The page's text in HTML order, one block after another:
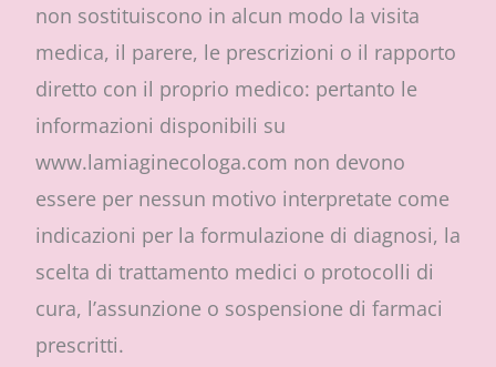
non sostituiscono in alcun modo la visita
medica, il parere, le prescrizioni o il rapporto
diretto con il proprio medico: pertanto le
informazioni disponibili su
www.lamiaginecologa.com non devono
essere per nessun motivo interpretate come
indicazioni per la formulazione di diagnosi, la
scelta di trattamento medici o protocolli di
cura, l’assunzione o sospensione di farmaci
prescritti.